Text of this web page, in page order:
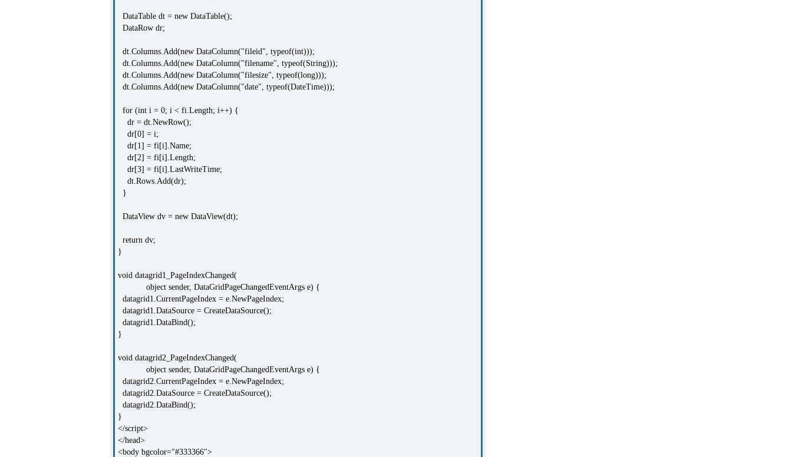
DataTable dt = new DataTable();
DataRow dr;
dt.Columns.Add(new DataColumn("fileid", typeof(int)));
dt.Columns.Add(new DataColumn("filename", typeof(String)));
dt.Columns.Add(new DataColumn("filesize", typeof(long)));
dt.Columns.Add(new DataColumn("date", typeof(DateTime)));
for (int i = 0; i < fi.Length; i++) {
dr = dt.NewRow();
dr[0] = i;
dr[1] = fi[i].Name;
dr[2] = fi[i].Length;
dr[3] = fi[i].LastWriteTime;
dt.Rows.Add(dr);
}
DataView dv = new DataView(dt);
return dv;
}
void datagrid1_PageIndexChanged(
object sender, DataGridPageChangedEventArgs e) {
datagrid1.CurrentPageIndex = e.NewPageIndex;
datagrid1.DataSource = CreateDataSource();
datagrid1.DataBind();
}
void datagrid2_PageIndexChanged(
object sender, DataGridPageChangedEventArgs e) {
datagrid2.CurrentPageIndex = e.NewPageIndex;
datagrid2.DataSource = CreateDataSource();
datagrid2.DataBind();
}
</script>
</head>
<body bgcolor="#333366">